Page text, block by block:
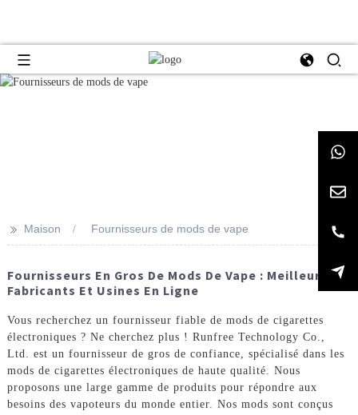
>> Maison Fournisseurs de mods de vape
Fournisseurs En Gros De Mods De Vape : Meilleurs
Fabricants Et Usines En Ligne
Vous recherchez un fournisseur fiable de mods de cigarettes
électroniques ? Ne cherchez plus ! Runfree Technology Co.,
Ltd. est un fournisseur de gros de confiance, spécialisé dans les
mods de cigarettes électroniques de haute qualité. Nous
proposons une large gamme de produits pour répondre aux
besoins des vapoteurs du monde entier. Nos mods sont conçus